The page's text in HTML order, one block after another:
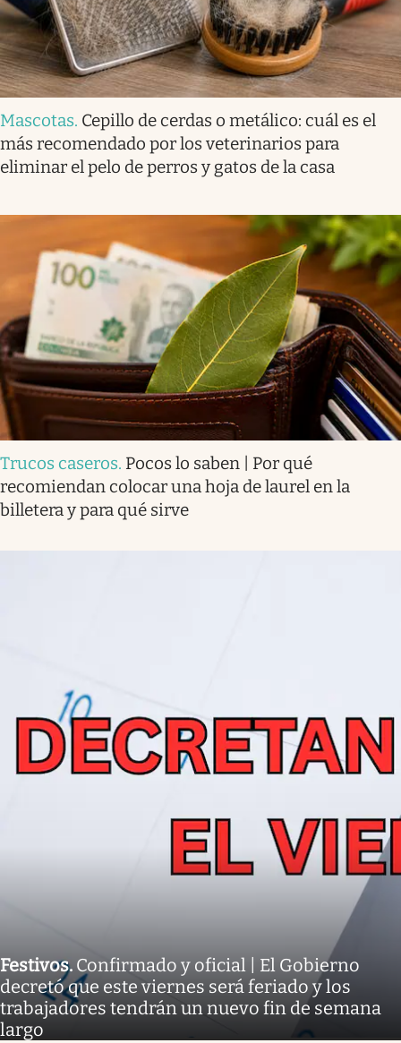
Mascotas. Cepillo de cerdas o metálico: cuál es el
más recomendado por los veterinarios para
eliminar el pelo de perros y gatos de la casa
Trucos caseros. Pocos lo saben | Por qué
recomiendan colocar una hoja de laurel en la
billetera y para qué sirve
Festivos. Confirmado y oficial | El Gobierno
decretó que este viernes será feriado y los
trabajadores tendrán un nuevo fin de semana
largo